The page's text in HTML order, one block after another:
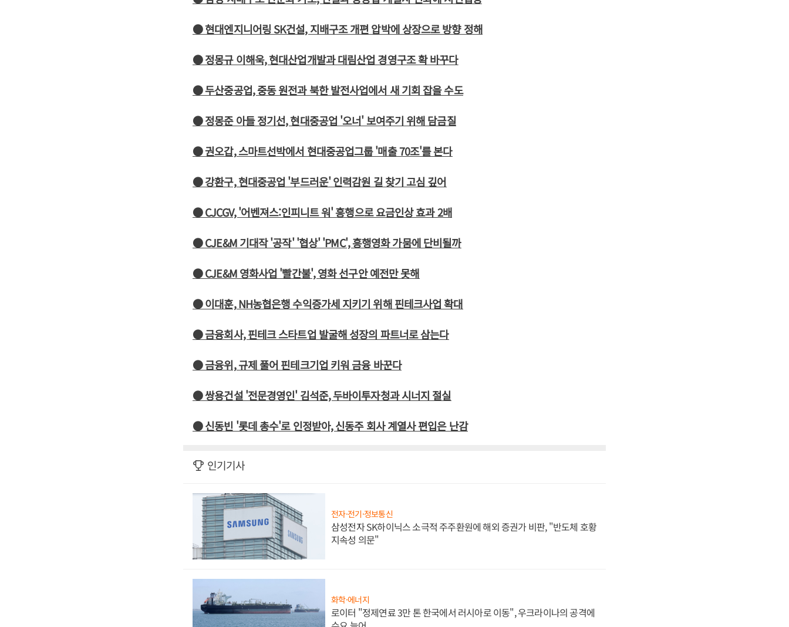
● 현대엔지니어링 SK건설, 지배구조 개편 압박에 상장으로 방향 정해
● 정몽규 이해욱, 현대산업개발과 대림산업 경영구조 확 바꾸다
● 두산중공업, 중동 원전과 북한 발전사업에서 새 기회 잡을 수도
● 정몽준 아들 정기선, 현대중공업 '오너' 보여주기 위해 담금질
● 권오갑, 스마트선박에서 현대중공업그룹 '매출 70조'를 본다
● 강환구, 현대중공업 '부드러운' 인력감원 길 찾기 고심 깊어
● CJCGV, '어벤져스:인피니트 워' 흥행으로 요금인상 효과 2배
● CJE&M 기대작 '공작' '협상' 'PMC', 흥행영화 가뭄에 단비될까
● CJE&M 영화사업 '빨간불', 영화 선구안 예전만 못해
● 이대훈, NH농협은행 수익증가세 지키기 위해 핀테크사업 확대
● 금융회사, 핀테크 스타트업 발굴해 성장의 파트너로 삼는다
● 금융위, 규제 풀어 핀테크기업 키워 금융 바꾼다
● 쌍용건설 '전문경영인' 김석준, 두바이투자청과 시너지 절실
● 신동빈 '롯데 총수'로 인정받아, 신동주 회사 계열사 편입은 난감
인기기사
전자·전기·정보통신
삼성전자 SK하이닉스 소극적 주주환원에 해외 증권가 비판, "반도체 호황
지속성 의문"
화학·에너지
로이터 "정제연료 3만 톤 한국에서 러시아로 이동", 우크라이나의 공격에